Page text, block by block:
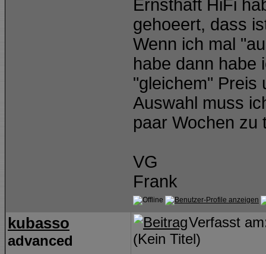
Ernsthaft HiFi
gehoeert, dass
Wenn ich mal
habe dann habe
"gleichem" Preis
Auswahl muss
paar Wochen zu
VG
Frank
kubasso
advanced
Verfasst
(Kein Titel)